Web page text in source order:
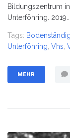
Bildungszentrum
Unterföhring. 2019...
Tags: Bodenständig
Unterföhring Vhs
MEHR